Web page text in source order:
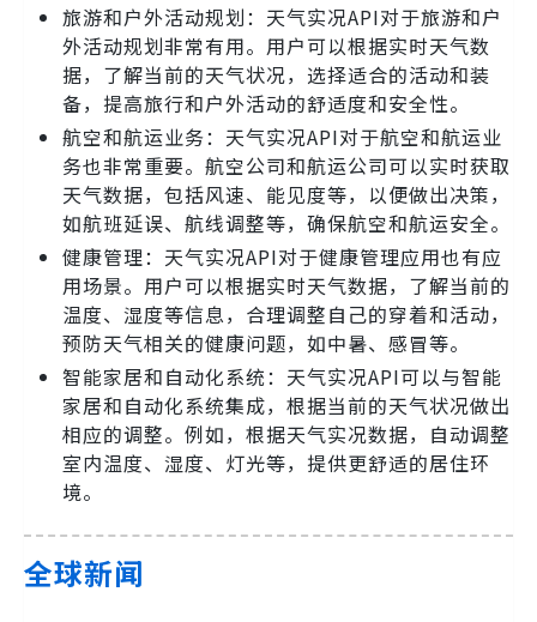
旅游和户外活动规划：天气实况API对于旅游和户
外活动规划非常有用。用户可以根据实时天气数
据，了解当前的天气状况，选择适合的活动和装
备，提高旅行和户外活动的舒适度和安全性。
航空和航运业务：天气实况API对于航空和航运业
务也非常重要。航空公司和航运公司可以实时获取
天气数据，包括风速、能见度等，以便做出决策，
如航班延误、航线调整等，确保航空和航运安全。
健康管理：天气实况API对于健康管理应用也有应
用场景。用户可以根据实时天气数据，了解当前的
温度、湿度等信息，合理调整自己的穿着和活动，
预防天气相关的健康问题，如中暑、感冒等。
智能家居和自动化系统：天气实况API可以与智能
家居和自动化系统集成，根据当前的天气状况做出
相应的调整。例如，根据天气实况数据，自动调整
室内温度、湿度、灯光等，提供更舒适的居住环
境。
全球新闻